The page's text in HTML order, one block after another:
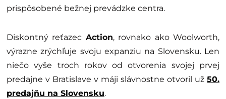
prispôsobené bežnej prevádzke centra.
Diskontný reťazec Action, rovnako ako Woolworth,
výrazne zrýchľuje svoju expanziu na Slovensku. Len
niečo vyše troch rokov od otvorenia svojej prvej
predajne v Bratislave v máji slávnostne otvoril už 50.
predajňu na Slovensku.